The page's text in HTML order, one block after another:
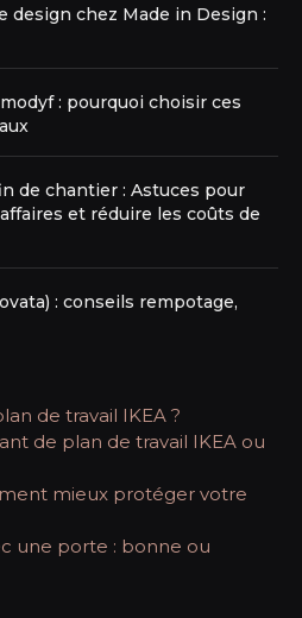
design chez Made in Design :
: pourquoi choisir ces
de chantier : Astuces pour
et réduire les coûts de
: conseils rempotage,
de travail IKEA ?
de plan de travail IKEA ou
mieux protéger votre
une porte : bonne ou